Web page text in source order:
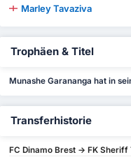
Marley Tavaziva
Trophäen & Titel
Munashe Garananga hat in
Transferhistorie
FC Dinamo Brest -> FK Sheriff